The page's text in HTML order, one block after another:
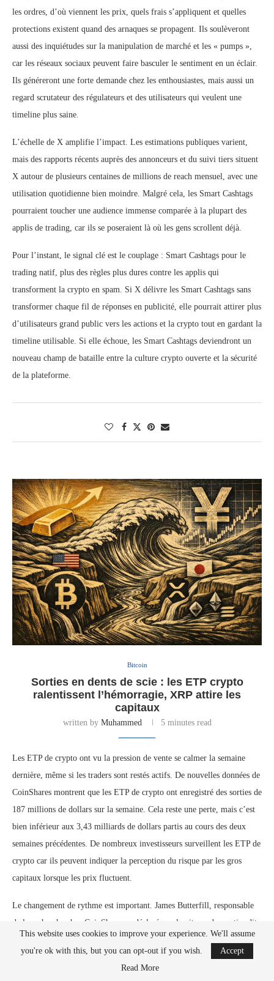
les ordres, d’où viennent les prix, quels frais s’appliquent et quelles
protections existent quand des arnaques se propagent. Ils soulèveront
aussi des inquiétudes sur la manipulation de marché et les « pumps »,
car les réseaux sociaux peuvent faire basculer le sentiment en un éclair.
Ils généreront une forte demande chez les enthousiastes, mais aussi un
regard scrutateur des régulateurs et des utilisateurs qui veulent une
timeline plus saine.
L’échelle de X amplifie l’impact. Les estimations publiques varient,
mais des rapports récents auprès des annonceurs et du suivi tiers situent
X autour de plusieurs centaines de millions de reach mensuel, avec une
utilisation quotidienne bien moindre. Malgré cela, les Smart Cashtags
pourraient toucher une audience immense comparée à la plupart des
applis de trading, car ils se poseraient là où les gens scrollent déjà.
Pour l’instant, le signal clé est le couplage : Smart Cashtags pour le
trading natif, plus des règles plus dures contre les applis qui
transforment la crypto en spam. Si X délivre les Smart Cashtags sans
transformer chaque fil de réponses en publicité, elle pourrait attirer plus
d’utilisateurs grand public vers les actions et la crypto tout en gardant la
timeline utilisable. Si elle échoue, les Smart Cashtags deviendront un
nouveau champ de bataille entre la culture crypto ouverte et la sécurité
de la plateforme.
Bitcoin
Sorties en dents de scie : les ETP crypto
ralentissent l’hémorragie, XRP attire les
capitaux
written by Muhammed 5 minutes read
Les ETP de crypto ont vu la pression de vente se calmer la semaine
dernière, même si les traders sont restés actifs. De nouvelles données de
CoinShares montrent que les ETP de crypto ont enregistré des sorties de
187 millions de dollars sur la semaine. Cela reste une perte, mais c’est
bien inférieur aux 3,43 milliards de dollars partis au cours des deux
semaines précédentes. De nombreux investisseurs surveillent les ETP de
crypto car ils peuvent indiquer la perception du risque par les gros
capitaux lorsque les prix fluctuent.
Le changement de rythme est important. James Butterfill, responsable
de la recherche chez CoinShares, a déclaré que la vitesse des sorties dit
souvent plus que le mouvement de prix lui-même. Dans les cycles
passés, les ETP de crypto ont parfois atteint un point de retournement
This website uses cookies to improve your experience. We'll assume
you're ok with this, but you can opt-out if you wish.
Accept
Read More